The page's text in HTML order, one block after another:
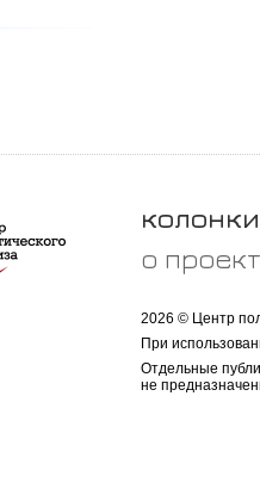
колонки
о
2026 © Центр
При
Отдельные
не